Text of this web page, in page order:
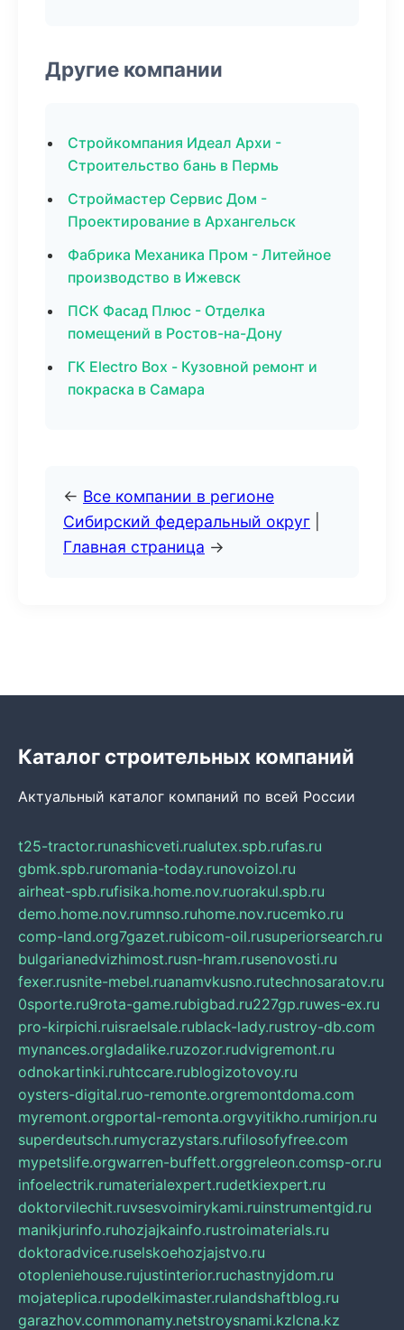
Другие компании
Стройкомпания Идеал Архи -
Строительство бань в Пермь
Строймастер Сервис Дом -
Проектирование в Архангельск
Фабрика Механика Пром - Литейное
производство в Ижевск
ПСК Фасад Плюс - Отделка
помещений в Ростов-на-Дону
ГК Electro Box - Кузовной ремонт и
покраска в Самара
← Все компании в регионе
Сибирский федеральный округ
Главная страница →
Каталог строительных компаний
Актуальный каталог компаний по всей России
t25-tractor.runashicveti.rualutex.spb.rufas.ru
gbmk.spb.ruromania-today.runovoizol.ru
airheat-spb.rufisika.home.nov.ruorakul.spb.ru
demo.home.nov.rumnso.ruhome.nov.rucemko.ru
comp-land.org7gazet.rubicom-oil.rusuperiorsearch.ru
bulgarianedvizhimost.rusn-hram.rusenovosti.ru
fexer.rusnite-mebel.ruanamvkusno.rutechnosaratov.ru
0sporte.ru9rota-game.rubigbad.ru227gp.ruwes-ex.ru
pro-kirpichi.ruisraelsale.rublack-lady.rustroy-db.com
mynances.orgladalike.ruzozor.rudvigremont.ru
odnokartinki.ruhtccare.rublogizotovoy.ru
oysters-digital.ruo-remonte.orgremontdoma.com
myremont.orgportal-remonta.orgvyitikho.rumirjon.ru
superdeutsch.rumycrazystars.rufilosofyfree.com
mypetslife.orgwarren-buffett.orggreleon.comsp-or.ru
infoelectrik.rumaterialexpert.rudetkiexpert.ru
doktorvilechit.ruvsesvoimirykami.ruinstrumentgid.ru
manikjurinfo.ruhozjajkainfo.rustroimaterials.ru
doktoradvice.ruselskoehozjajstvo.ru
otopleniehouse.rujustinterior.ruchastnyjdom.ru
mojateplica.rupodelkimaster.rulandshaftblog.ru
garazhov.commonamy.netstroysnami.kzlcna.kz